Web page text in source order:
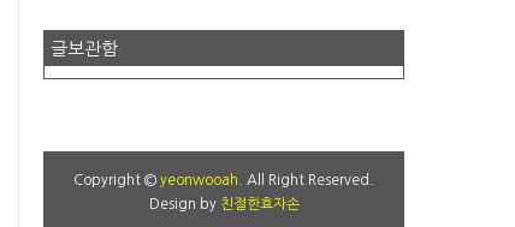
글보관함
Copyright ©yeonwooah . All Right Reserved.
Design by 친절한효자손